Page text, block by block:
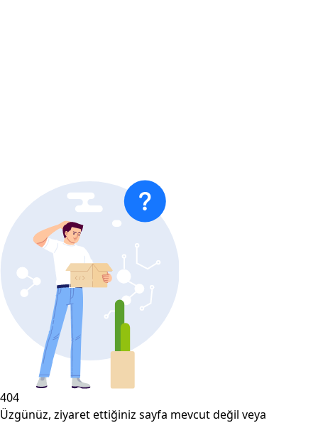
404
Üzgünüz, ziyaret ettiğiniz sayfa mevcut değil veya